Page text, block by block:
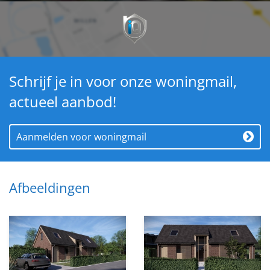
3
Afmetingen
Woonoppervlakte
152 m²
Perceeloppervlakte
424 m²
Woninginhoud
Schrijf je in voor onze woningmail,
actueel aanbod!
Aanmelden voor woningmail
Afbeeldingen